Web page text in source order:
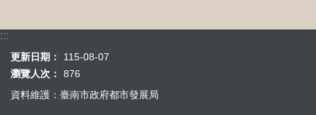
:::
更新日期：
115-08-07
瀏覽人次：
876
資料維護：臺南市政府都市發展局